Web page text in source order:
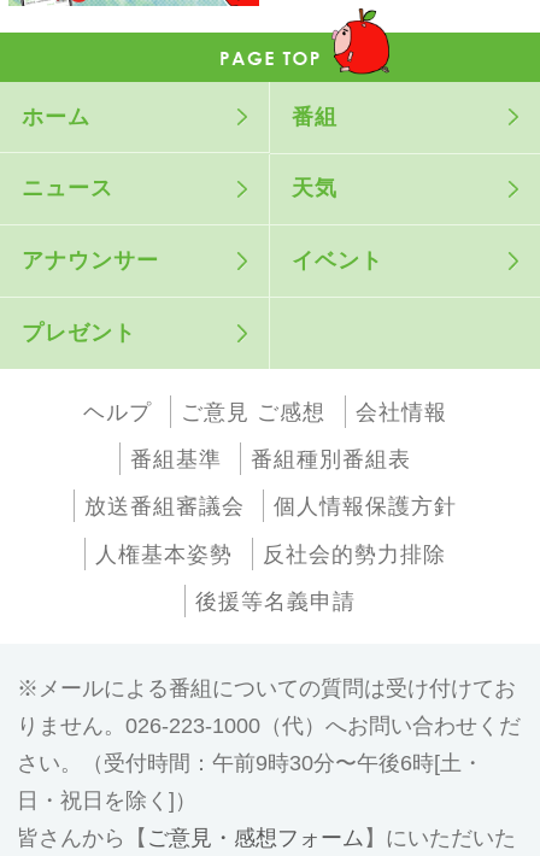
ホーム 番組
ニュース 天気
アナウンサー イベント
プレゼント
ヘルプ ご意見 ご感想
会社情報
番組基準
番組種別番組表
放送番組審議会
個人情報保護方針
人権基本姿勢
反社会的勢力排除
後援等名義申請
メールによる番組についての質問は受け付けてお
りません。026-223-1000（代）へお問い合わせくだ
さい。（受付時間：午前9時30分〜午後6時[土・
日・祝日を除く]）
皆さんから【 ご意見・感想フォーム 】にいただいた